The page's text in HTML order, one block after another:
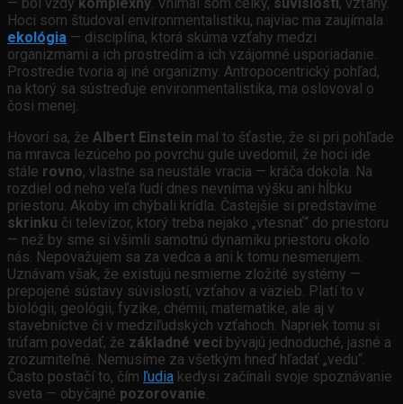
— bol vždy komplexný. Vnímal som celky, súvislosti, vzťahy.
Hoci som študoval environmentalistiku, najviac ma zaujímala
ekológia — disciplína, ktorá skúma vzťahy medzi
organizmami a ich prostredím a ich vzájomné usporiadanie.
Prostredie tvoria aj iné organizmy. Antropocentrický pohľad,
na ktorý sa sústreďuje environmentalistika, ma oslovoval o
čosi menej.
Hovorí sa, že Albert Einstein mal to šťastie, že si pri pohľade
na mravca lezúceho po povrchu gule uvedomil, že hoci ide
stále rovno, vlastne sa neustále vracia — kráča dokola. Na
rozdiel od neho veľa ľudí dnes nevníma výšku ani hĺbku
priestoru. Akoby im chýbali krídla. Častejšie si predstavíme
skrinku či televízor, ktorý treba nejako „vtesnať“ do priestoru
— než by sme si všimli samotnú dynamiku priestoru okolo
nás. Nepovažujem sa za vedca a ani k tomu nesmerujem.
Uznávam však, že existujú nesmierne zložité systémy —
prepojené sústavy súvislostí, vzťahov a väzieb. Platí to v
biológii, geológii, fyzike, chémii, matematike, ale aj v
stavebníctve či v medziľudských vzťahoch. Napriek tomu si
trúfam povedať, že základné veci bývajú jednoduché, jasné a
zrozumiteľné. Nemusíme za všetkým hneď hľadať „vedu“.
Často postačí to, čím ľudia kedysi začínali svoje spoznávanie
sveta — obyčajné pozorovanie.